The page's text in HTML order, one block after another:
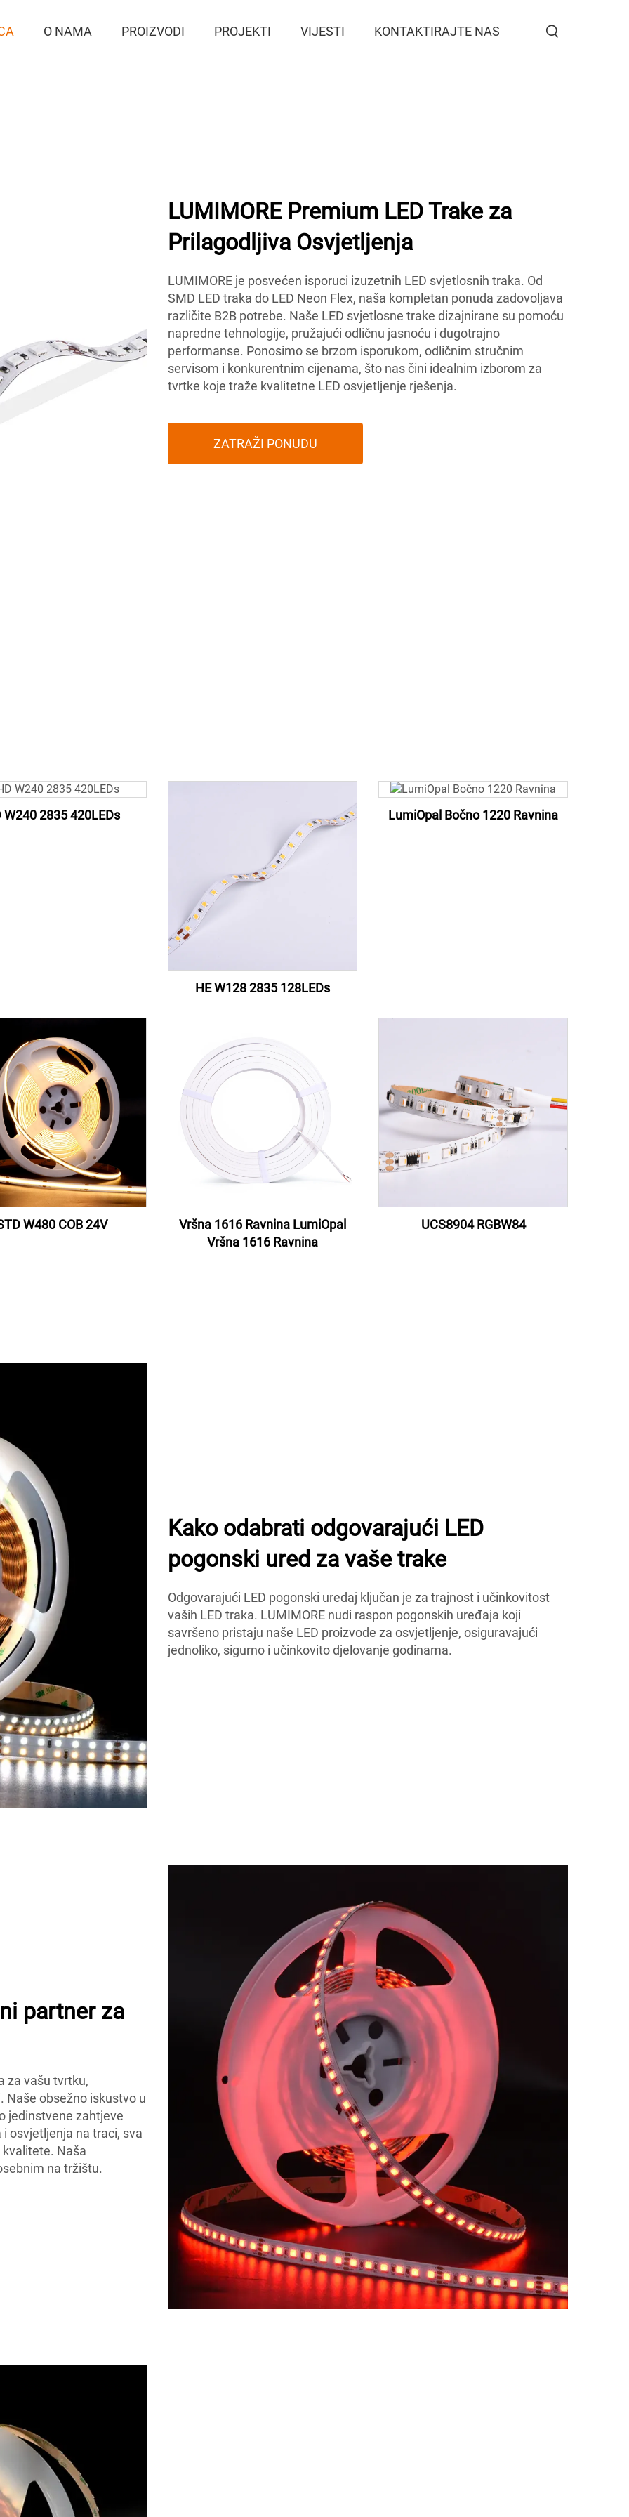
O NAMA PROIZVODI PROJEKTI VIJESTI KONTAKTIRAJTE NAS
LUMIMORE Premium LED Trake za
Prilagodljiva Osvjetljenja
LUMIMORE je posvećen isporuci izuzetnih LED svjetlosnih traka. Od
SMD LED traka do LED Neon Flex, naša kompletan ponuda zadovoljava
različite B2B potrebe. Naše LED svjetlosne trake dizajnirane su pomoću
napredne tehnologije, pružajući odličnu jasnoću i dugotrajno
performanse. Ponosimo se brzom isporukom, odličnim stručnim
servisom i konkurentnim cijenama, što nas čini idealnim izborom za
tvrtke koje traže kvalitetne LED osvjetljenje rješenja.
ZATRAŽI PONUDU
W240 2835 420LEDs
HE W128 2835 128LEDs
LumiOpal Bočno 1220 Ravnina
W480 COB 24V
Vršna 1616 Ravnina LumiOpal
Vršna 1616 Ravnina
UCS8904 RGBW84
Kako odabrati odgovarajući LED
pogonski ured za vaše trake
Odgovarajući LED pogonski uredaj ključan je za trajnost i učinkovitost
vaših LED traka. LUMIMORE nudi raspon pogonskih uređaja koji
savršeno pristaju naše LED proizvode za osvjetljenje, osiguravajući
jednoliko, sigurno i učinkovito djelovanje godinama.
partner za
za vašu tvrtku,
Naše obsežno iskustvo u
jedinstvene zahtjeve
osvjetljenja na traci, sva
Naša
na tržištu.